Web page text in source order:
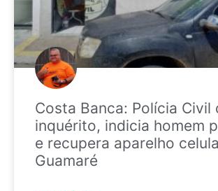
Costa Banca: Polícia Civil
inquérito, indicia homem
e recupera aparelho
Guamaré